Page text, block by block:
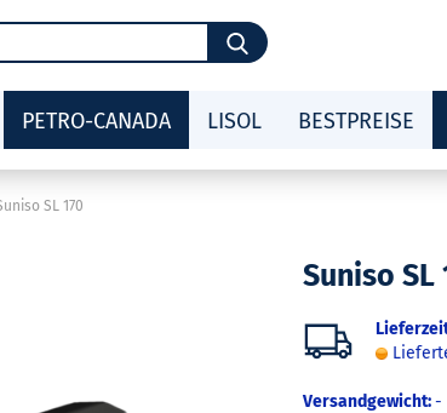
Suche...
PETRO-CANADA LISOL BESTPREISE
SL 170
Suniso SL
Versandgewicht:-